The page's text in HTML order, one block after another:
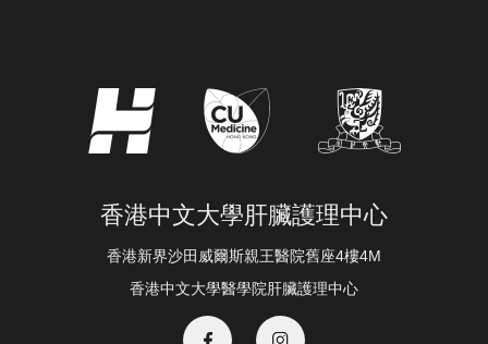
香港中文大學肝臟護理中心
香港新界沙田威爾斯親王醫院舊座4樓4M
香港中文大學醫學院肝臟護理中心